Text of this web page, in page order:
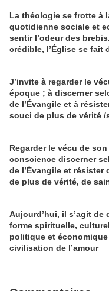
La théologie se frotte à
quotidienne sociale et
sentir l’odeur des
crédible, l’Église se fait
J’invite à regarder le
époque ; à discerner
de l’Évangile et à
souci de plus de vérité /
Regarder le vécu de
conscience discerner
de l’Évangile et résister
de plus de vérité, de
Aujourd’hui, il s’agit de
forme spirituelle,
politique et économique
civilisation de l’amour